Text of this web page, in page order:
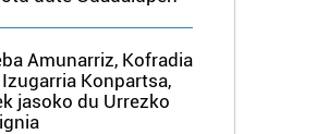
Amunarriz, Kofradia
Konpartsa,
jasoko du Urrezko